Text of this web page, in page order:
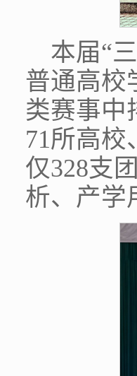
本届“
普通高校
类赛事中
71所高校
仅328支
析、产学